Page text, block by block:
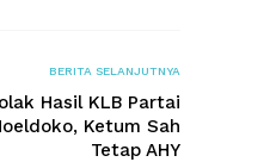
BERITA SELANJUTNYA
Hasil KLB Partai
Ketum Sah
Tetap AHY